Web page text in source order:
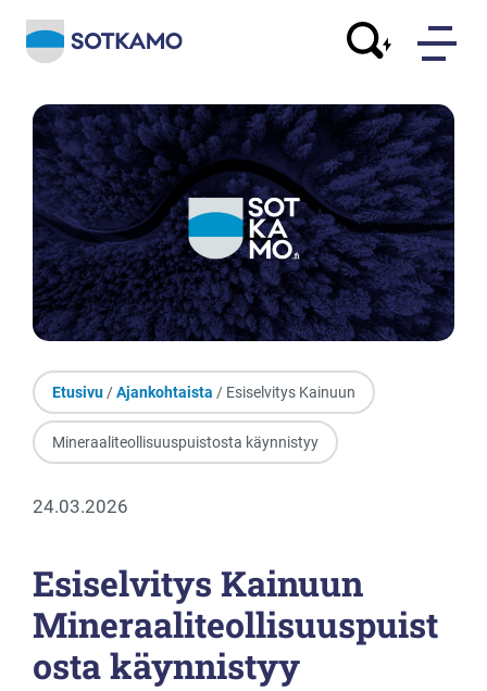
Etusivu/Ajankohtaista / Esiselvitys Kainuun
Mineraaliteollisuuspuistosta käynnistyy
24.03.2026
Esiselvitys Kainuun
Mineraaliteollisuuspuist
osta käynnistyy